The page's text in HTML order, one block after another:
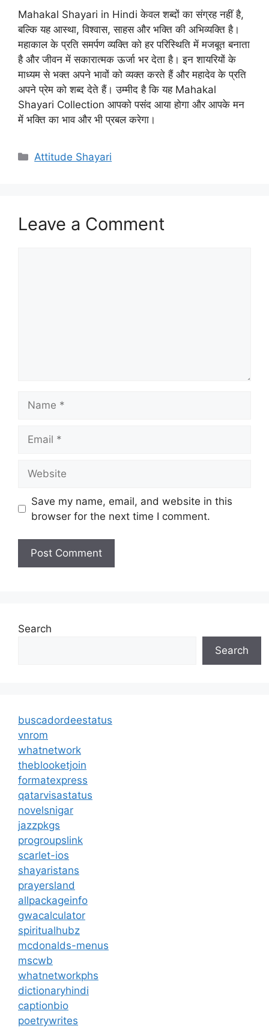
Mahakal Shayari in Hindi केवल शब्दों का संग्रह नहीं है,
बल्कि यह आस्था, विश्वास, साहस और भक्ति की अभिव्यक्ति है।
महाकाल के प्रति समर्पण व्यक्ति को हर परिस्थिति में मजबूत बनाता
है और जीवन में सकारात्मक ऊर्जा भर देता है। इन शायरियों के
माध्यम से भक्त अपने भावों को व्यक्त करते हैं और महादेव के प्रति
अपने प्रेम को शब्द देते हैं। उम्मीद है कि यह Mahakal
Shayari Collection आपको पसंद आया होगा और आपके मन
में भक्ति का भाव और भी प्रबल करेगा।
Categories
Attitude Shayari
Leave a Comment
Save my name, email, and website in this
browser for the next time I comment.
Search
Search
buscadordeestatus
vnrom
whatnetwork
theblooketjoin
formatexpress
qatarvisastatus
novelsnigar
jazzpkgs
progroupslink
scarlet-ios
shayaristans
prayersland
allpackageinfo
gwacalculator
spiritualhubz
mcdonalds-menus
mscwb
whatnetworkphs
dictionaryhindi
captionbio
poetrywrites